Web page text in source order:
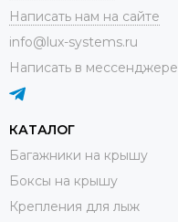
Написать нам на сайте
info@lux-systems.ru
Написать в мессенджере
КАТАЛОГ
Багажники на крышу
Боксы на крышу
Крепления для лыж